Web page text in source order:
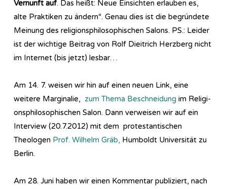
Vernunft auf. Das heißt: Neue Einsichten erlauben es,
alte Praktiken zu ändern“. Genau dies ist die begründete
Meinung des religionsphilosophischen Salons. PS.: Leider
ist der wichtige Beitrag von Rolf Dieitrich Herzberg nicht
im Internet (bis jetzt) lesbar…
Am 14. 7. weisen wir hin auf einen neuen Link, eine
weitere Marginalie, zum Thema Beschneidung im Re­li­gi­
ons­phi­lo­so­phi­sch­en Salon. Dann verweisen wir auf ein
Interview (20.7.2012) mit dem protestantischen
Theologen Prof. Wilhelm Gräb, Humboldt Universität zu
Berlin.
Am 28. Juni haben wir einen Kommentar publiziert, nach